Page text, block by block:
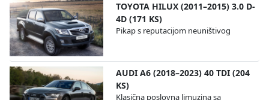
TOYOTA HILUX (2011–2015) 3.0 D-
4D (171 KS)
Pikap s reputacijom neuništivog
AUDI A6 (2018–2023) 40 TDI (204
KS)
Klasična poslovna limuzina sa